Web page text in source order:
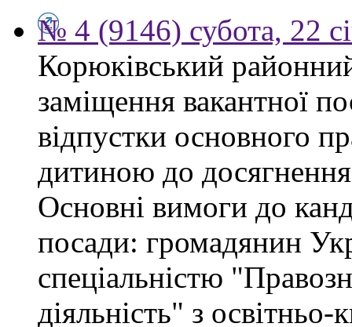
№ 4 (9146) субота, 22
Корюківський
заміщення вакантної
відпустки основного
дитиною до
Основні вимоги до
посади: громадянин
спеціальністю
діяльність" з